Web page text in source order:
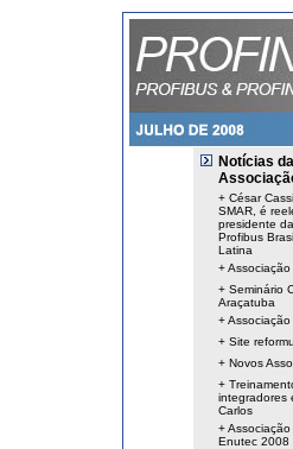
Notícias da
+ César
SMAR, é
presidente
Profibus
Latina
+
+ Seminário
Araçatuba
+
+ Site
+ Novos
+
integradores
Carlos
+
Enutec 2008